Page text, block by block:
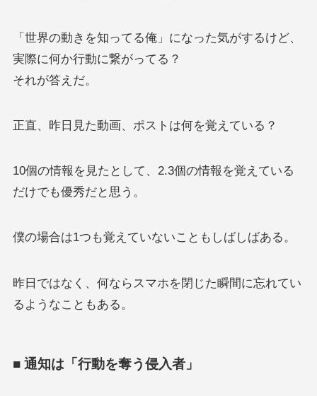
「世界の動きを知ってる俺」になった気がするけど、
実際に何か行動に繋がってる？
それが答えだ。
正直、昨日見た動画、ポストは何を覚えている？
10個の情報を見たとして、2.3個の情報を覚えている
だけでも優秀だと思う。
僕の場合は1つも覚えていないこともしばしばある。
昨日ではなく、何ならスマホを閉じた瞬間に忘れてい
るようなこともある。
■ 通知は「行動を奪う侵入者」